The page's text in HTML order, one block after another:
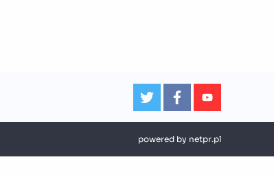
powered by netpr.pl